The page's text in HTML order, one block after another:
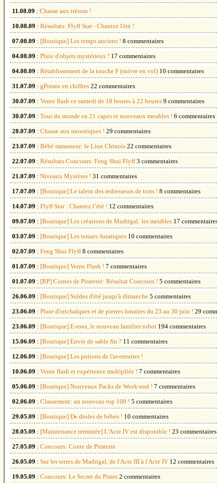
11.08.09 : Chasse aux trésors !
10.08.09 : Résultats: Flyff Star - Chantez l'été !
07.08.09 : [Boutique] Les temps anciens ! 8 commentaires
04.08.09 : Pluie d'objets mystérieux ! 17 commentaires
04.08.09 : Rétablissement de la touche F (suivre en vol) 10 commentaires
31.07.09 : gPotato en chiffres 22 commentaires
30.07.09 : Vente flash ce samedi de 18 heures à 22 heures 9 commentaires
30.07.09 : Tour du monde en 21 capes et nouveaux meubles ! 6 commentaires
28.07.09 : Chasse aux moustiques ! 29 commentaires
23.07.09 : Bébé ramasseur: le Lion Chinois 22 commentaires
22.07.09 : Résultats Concours: Feng Shui Flyff 3 commentaires
21.07.09 : Niveaux Mystères ! 31 commentaires
17.07.09 : [Boutique] Le talent des redresseurs de torts ! 8 commentaires
14.07.09 : Flyff Star : Chantez l’été ! 12 commentaires
09.07.09 : [Boutique] Les créations de Madrigal: les meubles 17
03.07.09 : [Boutique] Les tenues Asiatiques 10 commentaires
02.07.09 : Feng Shui Flyff 8 commentaires
01.07.09 : [Boutique] Vente Flash ! 7 commentaires
01.07.09 : [RP] Contes de Piraterie: Résultat Concours ! 5 commentaires
26.06.09 : [Boutique] Soldes d'été jusqu'à dimanche 5 commentaires
23.06.09 : Pluie d'orichalques et de pierres lunaires du 23 au 30 juin ! 29
23.06.09 : [Boutique] E-rons, le nouveau familier robot 194 commentaires
15.06.09 : [Boutique] Envie de sable fin ? 11 commentaires
12.06.09 : [Boutique] Les potions de l'aventurier !
10.06.09 : Vente flash et expérience multipliée ! 7 commentaires
05.06.09 : [Boutique] Nouveaux Packs de Week-end ! 7 commentaires
02.06.09 : Classement: un nouveau top 100 ! 5 commentaires
29.05.09 : [Boutique] De droles de bébés ! 10 commentaires
28.05.09 : [Maintenance terminée] L'Acte IV est disponible ! 23 commentaires
27.05.09 : Concours: Conte de Piraterie
26.05.09 : Sur les terres de Madrigal, de l'Acte III à l'Acte IV 12 commentaires
19.05.09 : Concours: Le Secret du Pirate 2 commentaires